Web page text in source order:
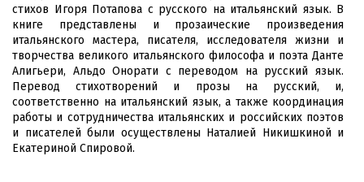
стихов Игоря Потапова с русского на итальянский язык. В
книге представлены и прозаические произведения
итальянского мастера, писателя, исследователя жизни и
творчества великого итальянского философа и поэта Данте
Алигьери, Альдо Онорати с переводом на русский язык.
Перевод стихотворений и прозы на русский, и,
соответственно на итальянский язык, а также координация
работы и сотрудничества итальянских и российских поэтов
и писателей были осуществлены Наталией Никишкиной и
Екатериной Спировой.